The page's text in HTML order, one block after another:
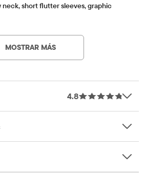
neck, short flutter sleeves, graphic
for added softness & to reduce
MOSTRAR MÁS
4.8